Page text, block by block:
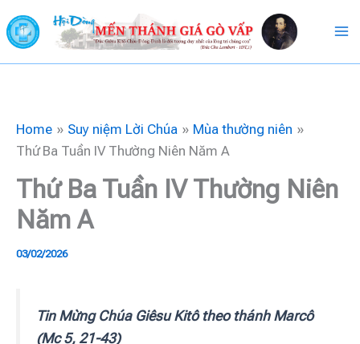
to
content
Home Suy niệm Lời Chúa
Mùa thường niên
Thứ Ba Tuần IV Thường Niên Năm A
Thứ Ba Tuần IV Thường Niên
Năm A
03/02/2026
Tin Mừng Chúa Giêsu Kitô theo thánh Marcô
(Mc 5, 21-43)